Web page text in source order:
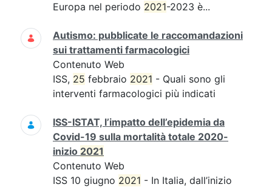
Europa nel periodo 2021-2023 è...
Autismo: pubblicate le raccomandazioni
sui trattamenti farmacologici
Contenuto Web
ISS, 25 febbraio 2021 - Quali sono gli
interventi farmacologici più indicati
ISS-ISTAT, l’impatto dell’epidemia da
Covid-19 sulla mortalità totale 2020-
inizio 2021
Contenuto Web
ISS 10 giugno 2021 - In Italia, dall’inizio